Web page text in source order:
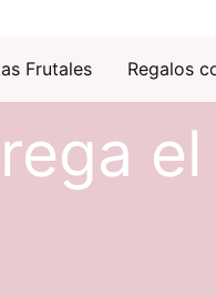
Frutales Regalos
el